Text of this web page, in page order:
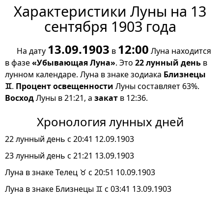
Характеристики Луны на 13
сентября 1903 года
На дату 13.09.1903 в 12:00 Луна находится
в фазе«Убывающая Луна». Это 22 лунный день в
лунном календаре. Луна в знаке зодиака Близнецы
♊. Процент освещенности Луны составляет 63%.
ВосходЛуны в 21:21, а закат в 12:36.
Хронология лунных дней
22 лунный день с 20:41 12.09.1903
23 лунный день с 21:21 13.09.1903
Луна в знаке Телец ♉ с 20:51 10.09.1903
Луна в знаке Близнецы ♊ с 03:41 13.09.1903